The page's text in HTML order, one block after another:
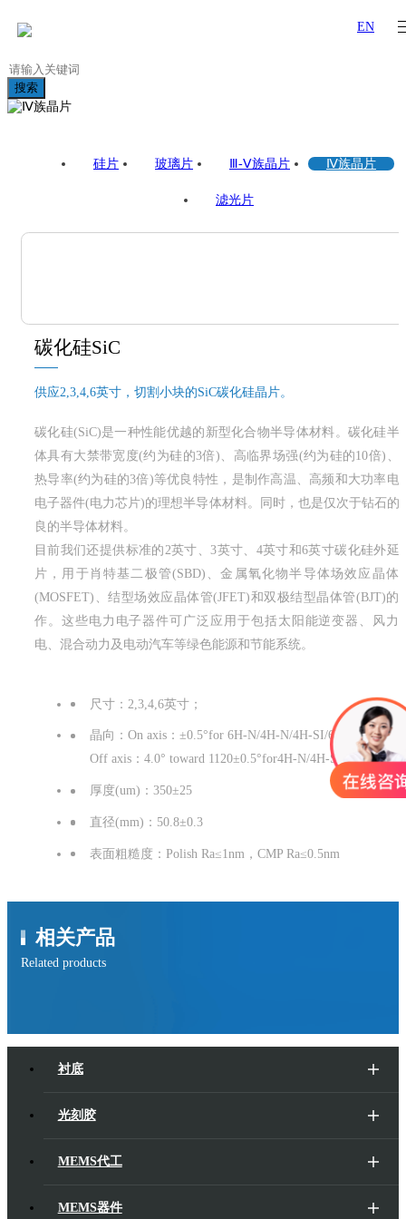
EN
搜索
Ⅳ族晶片
硅片 玻璃片 Ⅲ-Ⅴ族晶片 Ⅳ族晶片
滤光片
碳化硅SiC
供应2,3,4,6英寸，切割小块的SiC碳化硅晶片。
碳化硅(SiC)是一种性能优越的新型化合物半导体材料。碳化硅半
体具有大禁带宽度(约为硅的3倍)、高临界场强(约为硅的10倍)、
热导率(约为硅的3倍)等优良特性，是制作高温、高频和大功率电
电子器件(电力芯片)的理想半导体材料。同时，也是仅次于钻石的
良的半导体材料。
目前我们还提供标准的2英寸、3英寸、4英寸和6英寸碳化硅外延
片，用于肖特基二极管(SBD)、金属氧化物半导体场效应晶体
(MOSFET)、结型场效应晶体管(JFET)和双极结型晶体管(BJT)的
作。这些电力电子器件可广泛应用于包括太阳能逆变器、风力
电、混合动力及电动汽车等绿色能源和节能系统。
尺寸：2,3,4,6英寸；
晶向：On axis： ±0.5°for 6H-N/4H-N/4H-SI/6H-SI
Off axis：4.0° toward 1120±0.5°for4H-N/4H-SI
厚度(um)：350±25
直径(mm)：50.8±0.3
表面粗糙度：Polish Ra≤1nm，CMP Ra≤0.5nm
相关产品
Related products
衬底
光刻胶
MEMS代工
MEMS器件